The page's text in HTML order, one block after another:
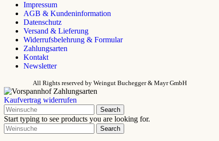
Impressum
AGB & Kundeninformation
Datenschutz
Versand & Lieferung
Widerrufsbelehrung & Formular
Zahlungsarten
Kontakt
Newsletter
All Rights reserved by Weingut Buchegger & Mayr GmbH
Kaufvertrag widerrufen
Search
Start typing to see products you are looking for.
Search